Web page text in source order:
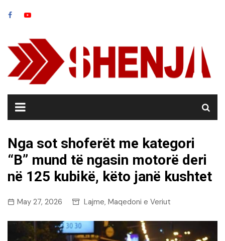
​Nga sot shoferët me kategori
“B” mund të ngasin motorë deri
në 125 kubikë, këto janë kushtet
May 27, 2026 Lajme, Maqedoni e Veriut